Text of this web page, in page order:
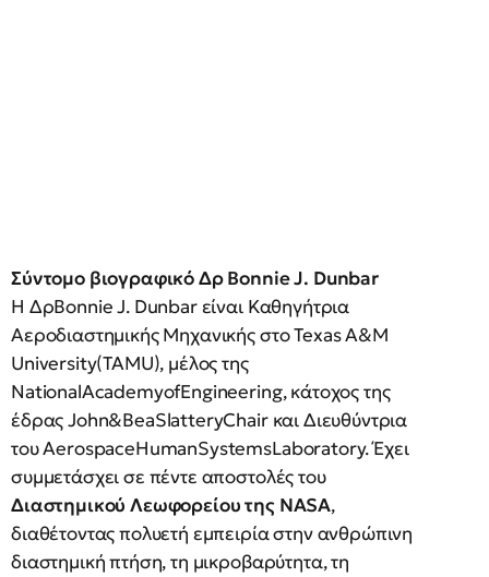
Σύντομο βιογραφικό Δρ Bonnie J. Dunbar
Η ΔρBonnie J. Dunbar είναι Καθηγήτρια
Αεροδιαστημικής Μηχανικής στο Texas A&M
University(TAMU), μέλος της
NationalAcademyofEngineering, κάτοχος της
έδρας John&BeaSlatteryChair και Διευθύντρια
του AerospaceHumanSystemsLaboratory. Έχει
συμμετάσχει σε πέντε αποστολές του
Διαστημικού Λεωφορείου της NASA,
διαθέτοντας πολυετή εμπειρία στην ανθρώπινη
διαστημική πτήση, τη μικροβαρύτητα, τη